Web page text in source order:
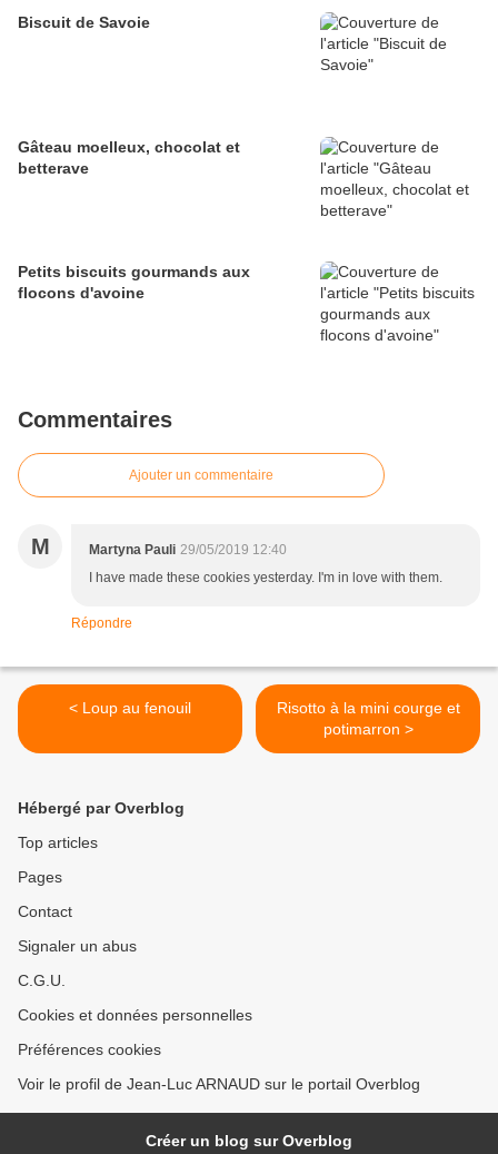
Biscuit de Savoie
Gâteau moelleux, chocolat et
betterave
Petits biscuits gourmands aux
flocons d'avoine
Commentaires
Ajouter un commentaire
M Martyna Pauli 29/05/2019 12:40
I have made these cookies yesterday. I'm in love with them.
Répondre
< Loup au fenouil
Risotto à la mini courge et
potimarron >
Hébergé par Overblog
Top articles
Pages
Contact
Signaler un abus
C.G.U.
Cookies et données personnelles
Préférences cookies
Voir le profil de Jean-Luc ARNAUD sur le portail Overblog
Créer un blog sur Overblog